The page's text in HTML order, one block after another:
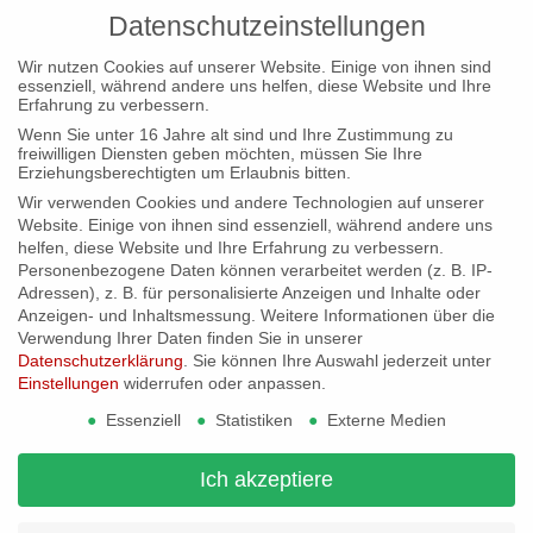
Video laden
Vimeo immer entsperren
Entry with Post Format
„Video“
24. Dezember 2013 / in Personal / vonnetzton
Lorem ipsum dolor sit amet, consectetuer
adipiscing elit. Aenean commodo ligula eget
penatibus et magnis dis parturient montes,
nascetur ridiculus mus. Donec quam felis,
Datenschutzeinstellungen
Wir nutzen Cookies auf unserer Website. Einige von ihnen sind
essenziell, während andere uns helfen, diese Website und Ihre
Erfahrung zu verbessern.
Wenn Sie unter 16 Jahre alt sind und Ihre Zustimmung zu
freiwilligen Diensten geben möchten, müssen Sie Ihre
Erziehungsberechtigten um Erlaubnis bitten.
Wir verwenden Cookies und andere Technologien auf unserer
Website. Einige von ihnen sind essenziell, während andere uns
helfen, diese Website und Ihre Erfahrung zu verbessern.
Personenbezogene Daten können verarbeitet werden (z. B. IP-
Adressen), z. B. für personalisierte Anzeigen und Inhalte oder
Anzeigen- und Inhaltsmessung. Weitere Informationen über die
Verwendung Ihrer Daten finden Sie in unserer
Datenschutzerklärung
Sie können Ihre Auswahl jederzeit unter
Einstellungen widerrufen oder anpassen.
Essenziell
Statistiken Externe Medien
Ich akzeptiere